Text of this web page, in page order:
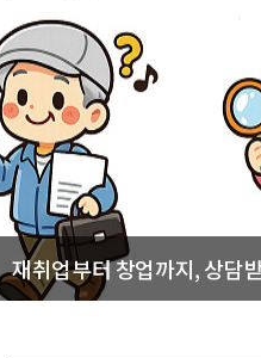
재취업부터 창업까지, 상담